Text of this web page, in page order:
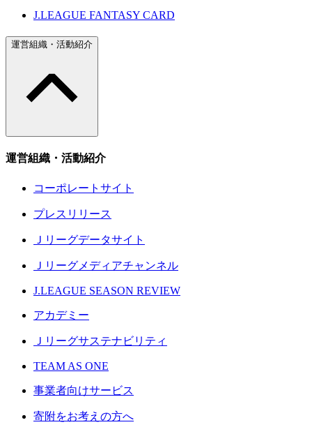
J.LEAGUE FANTASY CARD
運営組織・活動紹介
運営組織・活動紹介
コーポレートサイト
プレスリリース
Ｊリーグデータサイト
Ｊリーグメディアチャンネル
J.LEAGUE SEASON REVIEW
アカデミー
Ｊリーグサステナビリティ
TEAM AS ONE
事業者向けサービス
寄附をお考えの方へ